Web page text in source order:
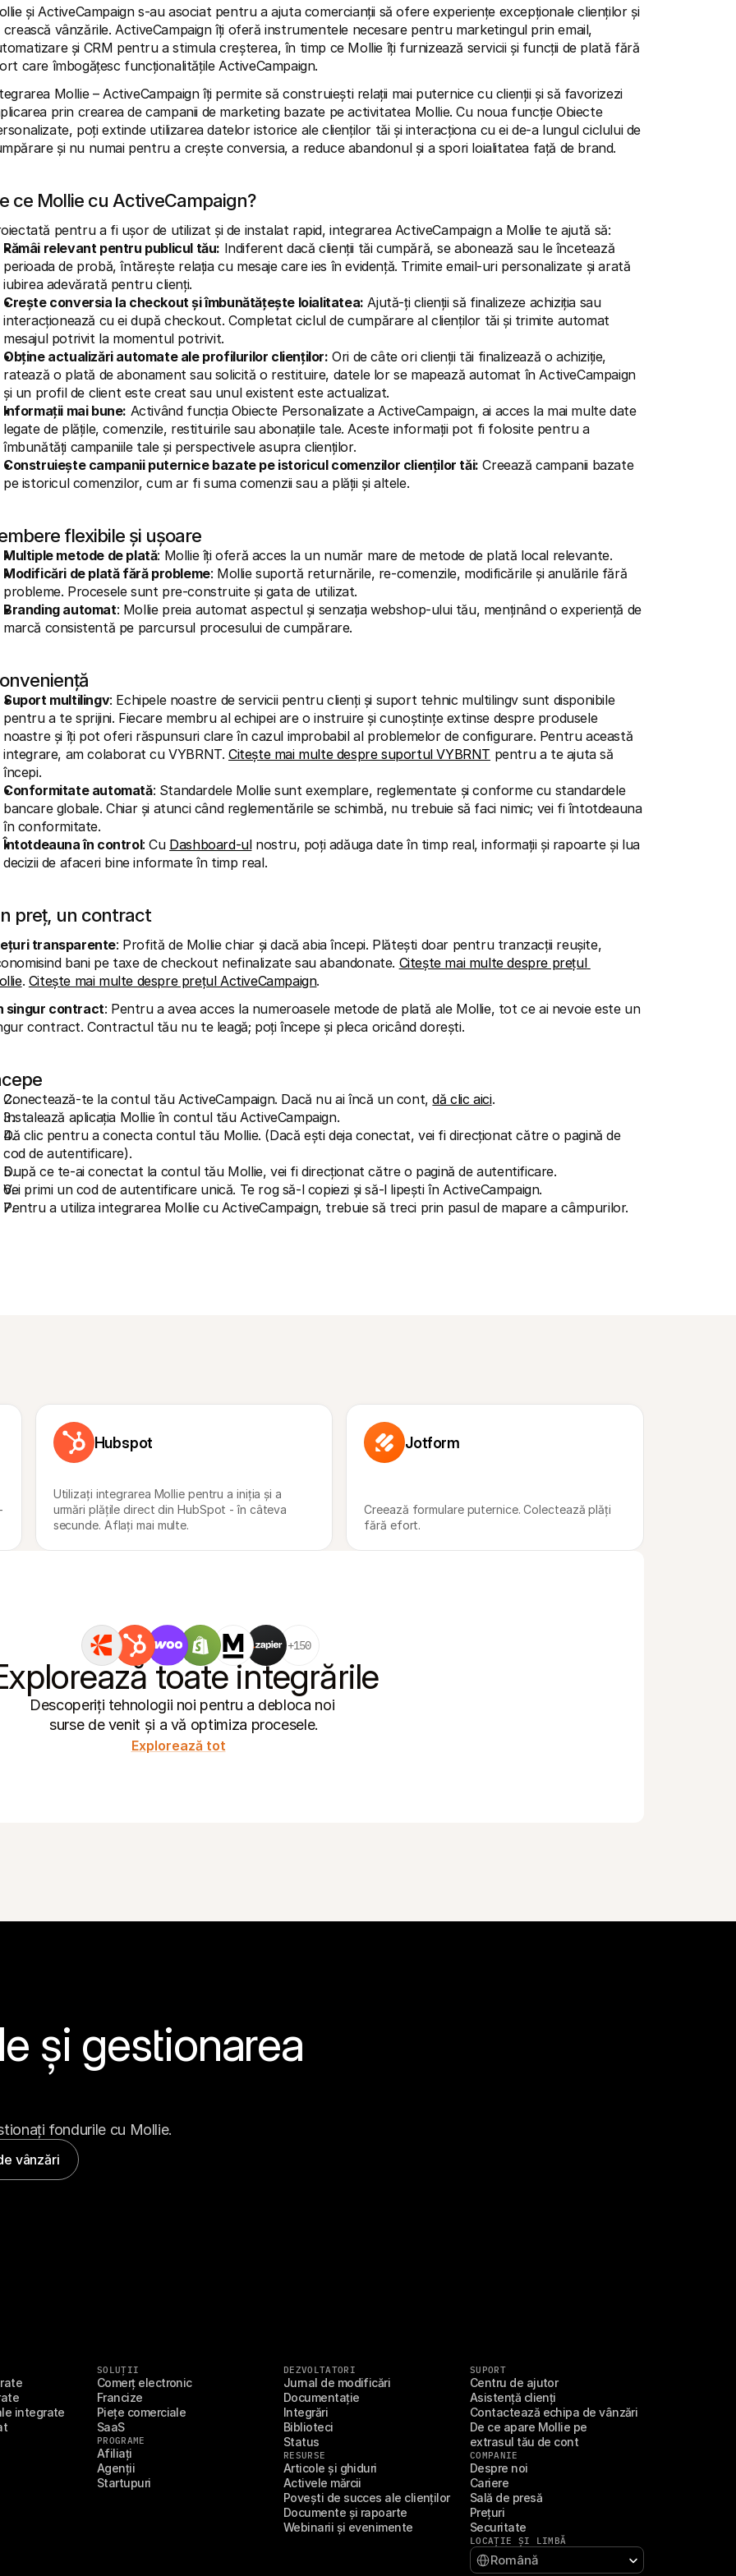
și ActiveCampaign s-au asociat pentru a ajuta comercianții să ofere experiențe excepționale clienților și
crească vânzările. ActiveCampaign îți oferă instrumentele necesare pentru marketingul prin email,
și CRM pentru a stimula creșterea, în timp ce Mollie îți furnizează servicii și funcții de plată fără
care îmbogățesc funcționalitățile ActiveCampaign.
Mollie – ActiveCampaign îți permite să construiești relații mai puternice cu clienții și să favorizezi
prin crearea de campanii de marketing bazate pe activitatea Mollie. Cu noua funcție Obiecte
poți extinde utilizarea datelor istorice ale clienților tăi și interacționa cu ei de-a lungul ciclului de
și nu numai pentru a crește conversia, a reduce abandonul și a spori loialitatea față de brand.
ce Mollie cu ActiveCampaign?
pentru a fi ușor de utilizat și de instalat rapid, integrarea ActiveCampaign a Mollie te ajută să:
Rămâi relevant pentru publicul tău: Indiferent dacă clienții tăi cumpără, se abonează sau le încetează
perioada de probă, întărește relația cu mesaje care ies în evidență. Trimite email-uri personalizate și arată
iubirea adevărată pentru clienți.
Crește conversia la checkout și îmbunătățește loialitatea: Ajută-ți clienții să finalizeze achiziția sau
interacționează cu ei după checkout. Completat ciclul de cumpărare al clienților tăi și trimite automat
mesajul potrivit la momentul potrivit.
Obține actualizări automate ale profilurilor clienților: Ori de câte ori clienții tăi finalizează o achiziție,
ratează o plată de abonament sau solicită o restituire, datele lor se mapează automat în ActiveCampaign
și un profil de client este creat sau unul existent este actualizat.
Informații mai bune: Activând funcția Obiecte Personalizate a ActiveCampaign, ai acces la mai multe date
legate de plățile, comenzile, restituirile sau abonațiile tale. Aceste informații pot fi folosite pentru a
îmbunătăți campaniile tale și perspectivele asupra clienților.
Construiește campanii puternice bazate pe istoricul comenzilor clienților tăi: Creează campanii bazate
pe istoricul comenzilor, cum ar fi suma comenzii sau a plății și altele.
flexibile și ușoare
Multiple metode de plată: Mollie îți oferă acces la un număr mare de metode de plată local relevante.
Modificări de plată fără probleme: Mollie suportă returnările, re-comenzile, modificările și anulările fără
probleme. Procesele sunt pre-construite și gata de utilizat.
Branding automat: Mollie preia automat aspectul și senzația webshop-ului tău, menținând o experiență de
marcă consistentă pe parcursul procesului de cumpărare.
Suport multilingv: Echipele noastre de servicii pentru clienți și suport tehnic multilingv sunt disponibile
pentru a te sprijini. Fiecare membru al echipei are o instruire și cunoștințe extinse despre produsele
noastre și îți pot oferi răspunsuri clare în cazul improbabil al problemelor de configurare. Pentru această
integrare, am colaborat cu VYBRNT. Citește mai multe despre suportul VYBRNT pentru a te ajuta să
începi.
Conformitate automată: Standardele Mollie sunt exemplare, reglementate și conforme cu standardele
bancare globale. Chiar și atunci când reglementările se schimbă, nu trebuie să faci nimic; vei fi întotdeauna
în conformitate.
Întotdeauna în control: Cu Dashboard-ul nostru, poți adăuga date în timp real, informații și rapoarte și lua
decizii de afaceri bine informate în timp real.
preț, un contract
transparente: Profită de Mollie chiar și dacă abia începi. Plătești doar pentru tranzacții reușite,
bani pe taxe de checkout nefinalizate sau abandonate. Citește mai multe despre prețul
. Citește mai multe despre prețul ActiveCampaign.
singur contract: Pentru a avea acces la numeroasele metode de plată ale Mollie, tot ce ai nevoie este un
contract. Contractul tău nu te leagă; poți începe și pleca oricând dorești.
Conectează-te la contul tău ActiveCampaign. Dacă nu ai încă un cont, dă clic aici.
Instalează aplicația Mollie în contul tău ActiveCampaign.
Dă clic pentru a conecta contul tău Mollie. (Dacă ești deja conectat, vei fi direcționat către o pagină de
cod de autentificare).
După ce te-ai conectat la contul tău Mollie, vei fi direcționat către o pagină de autentificare.
Vei primi un cod de autentificare unică. Te rog să-l copiezi și să-l lipești în ActiveCampaign.
Pentru a utiliza integrarea Mollie cu ActiveCampaign, trebuie să treci prin pasul de mapare a câmpurilor.
Hubspot
Utilizați integrarea Mollie pentru a iniția și a
urmări plățile direct din HubSpot - în câteva
secunde. Aflați mai multe.
Jotform
Creează formulare puternice. Colectează plăți
fără efort.
+150
toate integrările
Descoperiți tehnologii noi pentru a debloca noi
surse de venit și a vă optimiza procesele.
Explorează tot
și gestionarea
fondurile cu Mollie.
vânzări
integrate
SOLUȚII
Comerț electronic
Francize
Piețe comerciale
SaaS
PROGRAME
Afiliați
Agenții
Startupuri
DEZVOLTATORI
Jurnal de modificări
Documentație
Integrări
Biblioteci
Status
RESURSE
Articole și ghiduri
Activele mărcii
Povești de succes ale clienților
Documente și rapoarte
Webinarii și evenimente
SUPORT
Centru de ajutor
Asistență clienți
Contactează echipa de vânzări
De ce apare Mollie pe
extrasul tău de cont
COMPANIE
Despre noi
Cariere
Sală de presă
Prețuri
Securitate
LOCAȚIE ȘI LIMBĂ
Select Language
Română